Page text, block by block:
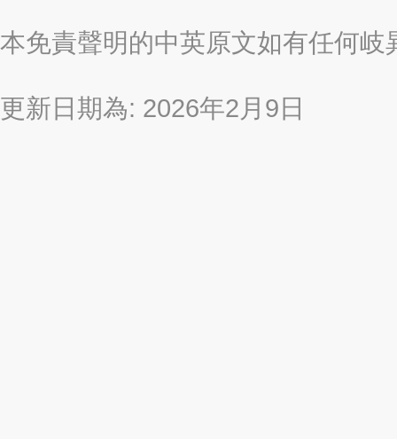
本免責聲明的中英原文如有任何
更新日期為: 2026年2月9日